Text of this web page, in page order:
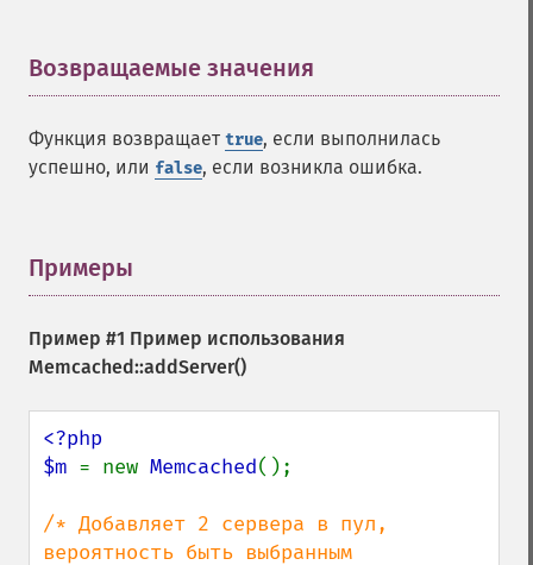
Возвращаемые значения
Функция возвращает true, если выполнилась
успешно, или false, если возникла ошибка.
Примеры
Пример #1 Пример использования
Memcached::addServer()
<?php
$m = new Memcached();
/* Добавляет 2 сервера в пул,
вероятность быть выбранным